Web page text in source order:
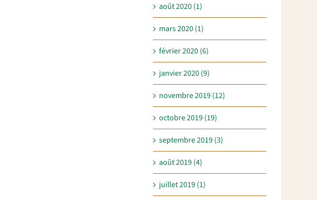
août 2020 (1)
mars 2020 (1)
février 2020 (6)
janvier 2020 (9)
novembre 2019 (12)
octobre 2019 (19)
septembre 2019 (3)
août 2019 (4)
juillet 2019 (1)